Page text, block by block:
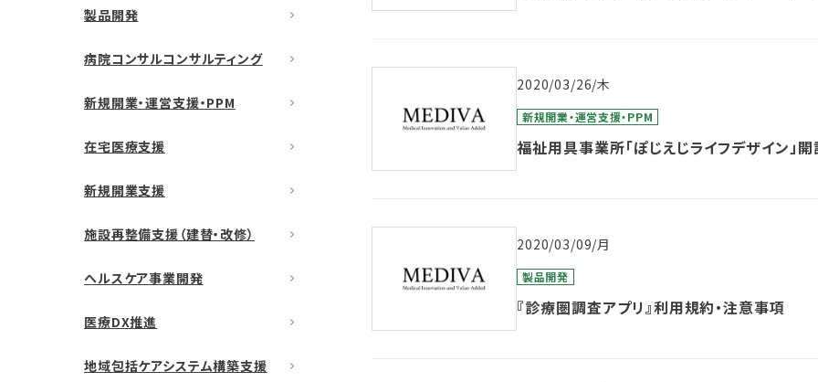
製品開発
病院コンサルコンサルティング
新規開業・運営支援・PPM
在宅医療支援
新規開業支援
施設再整備支援（建替・改修）
ヘルスケア事業開発
医療DX推進
地域包括ケアシステム構築支援
2020/03/26/木
新規開業・運営支援・PPM
福祉用具事業所「ぽじえじライフデザイン」
2020/03/09/月
製品開発
『診療圏調査アプリ』利用規約・注意事項